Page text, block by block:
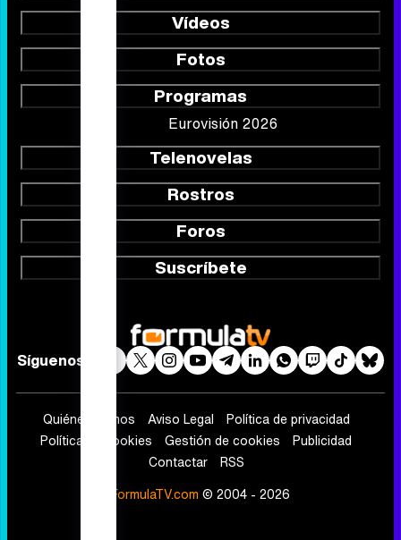
Vídeos
Fotos
Programas
Eurovisión 2026
Telenovelas
Rostros
Foros
Suscríbete
Síguenos
Quiénes somos Aviso Legal
Política de privacidad
Política de cookies
Gestión de cookies
Publicidad
Contactar
RSS
FormulaTV.com © 2004 - 2026